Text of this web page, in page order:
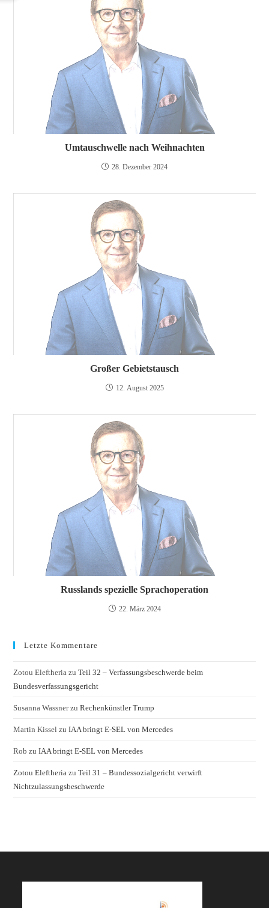
Umtauschwelle nach Weihnachten
28. Dezember 2024
Großer Gebietstausch
12. August 2025
Russlands spezielle Sprachoperation
22. März 2024
Letzte Kommentare
Zotou Eleftheria zuTeil 32 – Verfassungsbeschwerde beim
Bundesverfassungsgericht
Susanna WassnerzuRechenkünstler Trump
Martin Kissel zuIAA bringt E-SEL von Mercedes
Rob zuIAA bringt E-SEL von Mercedes
Zotou Eleftheria zuTeil 31 – Bundessozialgericht verwirft
Nichtzulassungsbeschwerde